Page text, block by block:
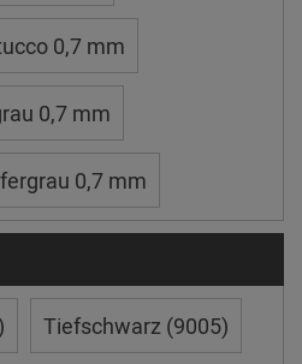
0,7 mm
0,7 mm
0,7 mm
Tiefschwarz (9005)